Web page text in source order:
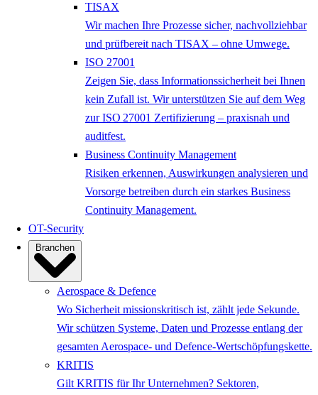
TISAX
Wir machen Ihre Prozesse sicher, nachvollziehbar
und prüfbereit nach TISAX – ohne Umwege.
ISO 27001
Zeigen Sie, dass Informationssicherheit bei Ihnen
kein Zufall ist. Wir unterstützen Sie auf dem Weg
zur ISO 27001 Zertifizierung – praxisnah und
auditfest.
Business Continuity Management
Risiken erkennen, Auswirkungen analysieren und
Vorsorge betreiben durch ein starkes Business
Continuity Management.
OT-Security
Branchen
Aerospace & Defence
Wo Sicherheit missionskritisch ist, zählt jede Sekunde.
Wir schützen Systeme, Daten und Prozesse entlang der
gesamten Aerospace- und Defence-Wertschöpfungskette.
KRITIS
Gilt KRITIS für Ihr Unternehmen? Sektoren,